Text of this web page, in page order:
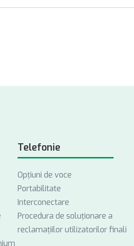
Telefonie
Opţiuni de voce
Portabilitate
Interconectare
Procedura de soluționare a
reclamațiilor utilizatorilor finali